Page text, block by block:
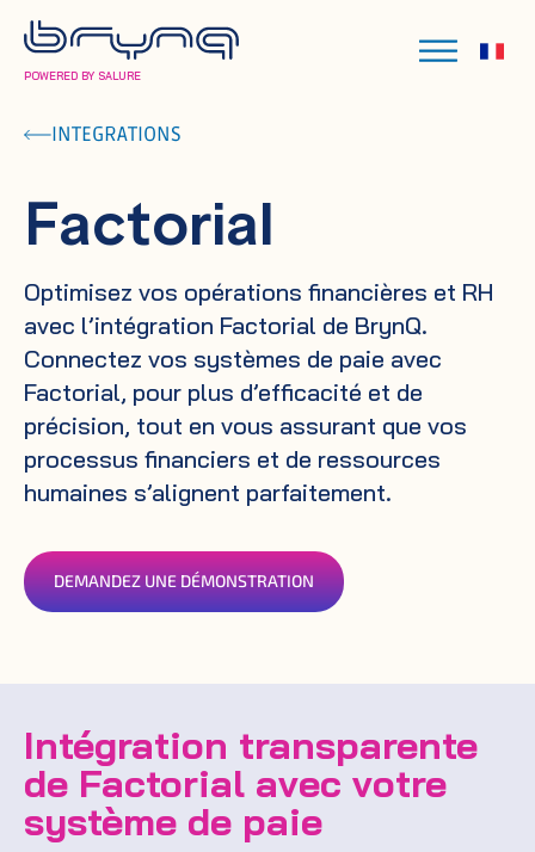
POWERED BY SALURE
INTEGRATIONS
Factorial
Optimisez vos opérations financières et RH
avec l’intégration Factorial de BrynQ.
Connectez vos systèmes de paie avec
Factorial, pour plus d’efficacité et de
précision, tout en vous assurant que vos
processus financiers et de ressources
humaines s’alignent parfaitement.
DEMANDEZ UNE DÉMONSTRATION
Intégration transparente
de Factorial avec votre
système de paie